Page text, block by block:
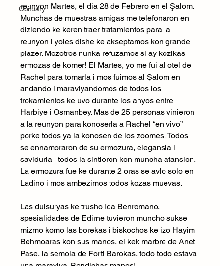
Obituary
reunyon Martes, el dia 28 de Febrero en el Şalom.
Munchas de muestras amigas me telefonaron en
diziendo ke keren traer tratamientos para la
reunyon i yoles dishe ke akseptamos kon grande
plazer. Mozotros nunka refuzamos si ay kozikas
ermozas de komer! El Martes, yo me fui al otel de
Rachel para tomarla i mos fuimos al Şalom en
andando i maraviyandomos de todos los
trokamientos ke uvo durante los anyos entre
Harbiye i Osmanbey. Mas de 25 personas vinieron
a la reunyon para konoserla a Rachel “en vivo”
porke todos ya la konosen de los zoomes. Todos
se ennamoraron de su ermozura, elegansia i
saviduria i todos la sintieron kon muncha atansion.
La ermozura fue ke durante 2 oras se avlo solo en
Ladino i mos ambezimos todos kozas muevas.
Las dulsuryas ke trusho Ida Benromano,
spesialidades de Edirne tuvieron muncho sukse
mizmo komo las borekas i biskochos ke izo Hayim
Behmoaras kon sus manos, el kek marbre de Anet
Pase, la semola de Forti Barokas, todo todo estava